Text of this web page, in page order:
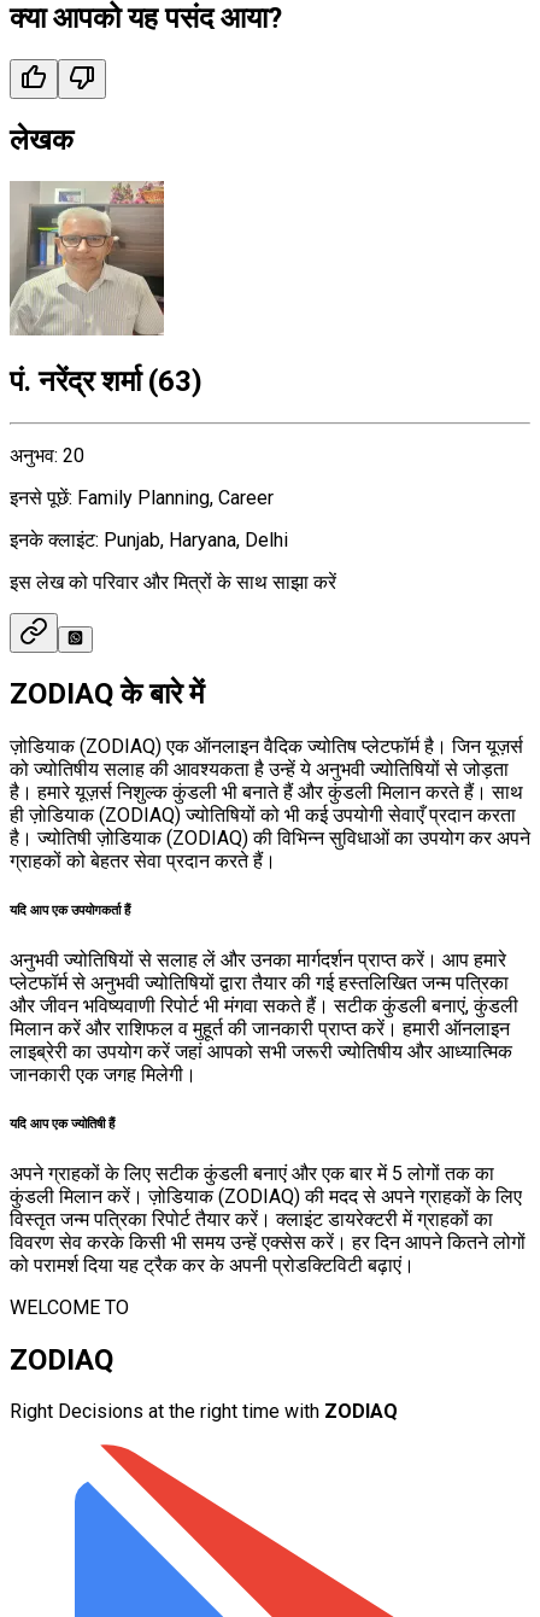
क्या आपको यह पसंद आया?
लेखक
पं. नरेंद्र शर्मा(63)
अनुभव: 20
इनसे पूछें: Family Planning, Career
इनके क्लाइंट: Punjab, Haryana, Delhi
इस लेख को परिवार और मित्रों के साथ साझा करें
ZODIAQ के बारे में
ज़ोडियाक (ZODIAQ) एक ऑनलाइन वैदिक ज्योतिष प्लेटफॉर्म है। जिन यूज़र्स
को ज्योतिषीय सलाह की आवश्यकता है उन्हें ये अनुभवी ज्योतिषियों से जोड़ता
है। हमारे यूज़र्स निशुल्क कुंडली भी बनाते हैं और कुंडली मिलान करते हैं। साथ
ही ज़ोडियाक (ZODIAQ) ज्योतिषियों को भी कई उपयोगी सेवाएँ प्रदान करता
है। ज्योतिषी ज़ोडियाक (ZODIAQ) की विभिन्न सुविधाओं का उपयोग कर अपने
ग्राहकों को बेहतर सेवा प्रदान करते हैं।
यदि आप एक उपयोगकर्ता हैं
अनुभवी ज्योतिषियों से सलाह लें और उनका मार्गदर्शन प्राप्त करें। आप हमारे
प्लेटफॉर्म से अनुभवी ज्योतिषियों द्वारा तैयार की गई हस्तलिखित जन्म पत्रिका
और जीवन भविष्यवाणी रिपोर्ट भी मंगवा सकते हैं। सटीक कुंडली बनाएं, कुंडली
मिलान करें और राशिफल व मुहूर्त की जानकारी प्राप्त करें। हमारी ऑनलाइन
लाइब्रेरी का उपयोग करें जहां आपको सभी जरूरी ज्योतिषीय और आध्यात्मिक
जानकारी एक जगह मिलेगी।
यदि आप एक ज्योतिषी हैं
अपने ग्राहकों के लिए सटीक कुंडली बनाएं और एक बार में 5 लोगों तक का
कुंडली मिलान करें। ज़ोडियाक (ZODIAQ) की मदद से अपने ग्राहकों के लिए
विस्तृत जन्म पत्रिका रिपोर्ट तैयार करें। क्लाइंट डायरेक्टरी में ग्राहकों का
विवरण सेव करके किसी भी समय उन्हें एक्सेस करें। हर दिन आपने कितने लोगों
को परामर्श दिया यह ट्रैक कर के अपनी प्रोडक्टिविटी बढ़ाएं।
WELCOME TO
ZODIAQ
Right Decisions at the right time with ZODIAQ